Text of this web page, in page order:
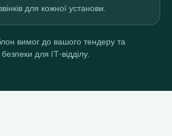
для кожної установи.
вимог до вашого тендеру та
для IT-відділу.